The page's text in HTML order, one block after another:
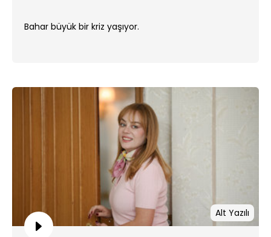
Bahar büyük bir kriz yaşıyor.
Alt Yazılı